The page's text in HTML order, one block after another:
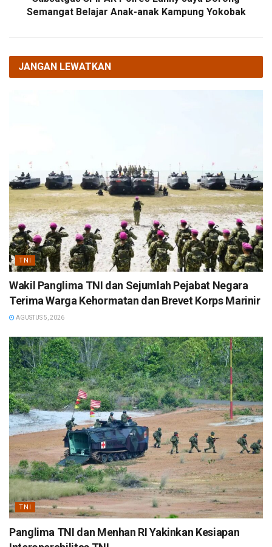
Semangat Belajar Anak-anak Kampung Yokobak
JANGAN LEWATKAN
TNI
Wakil Panglima TNI dan Sejumlah Pejabat Negara
Terima Warga Kehormatan dan Brevet Korps Marinir
AGUSTUS 5, 2026
TNI
Panglima TNI dan Menhan RI Yakinkan Kesiapan